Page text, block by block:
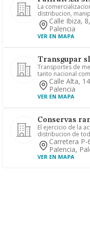
La
distribucion,
Calle Ibiza,
Palencia
VER EN MAPA
Transgupar sl
Transportes de
tanto nacional
Calle Alta,
Palencia
VER EN MAPA
Conservas
El ejercicio de la
distribucion de
Carretera
Palencia,
VER EN MAPA